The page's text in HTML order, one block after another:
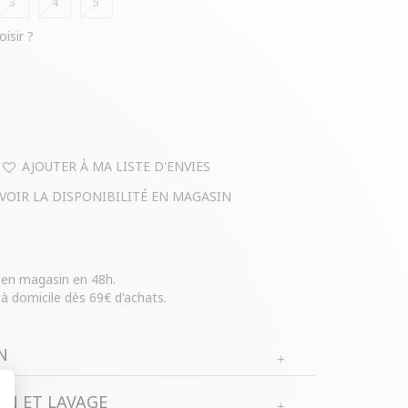
?
AJOUTER À MA LISTE D'ENVIES
VOIR LA DISPONIBILITÉ EN MAGASIN
magasin en 48h.
domicile dès 69€ d'achats.
ET LAVAGE